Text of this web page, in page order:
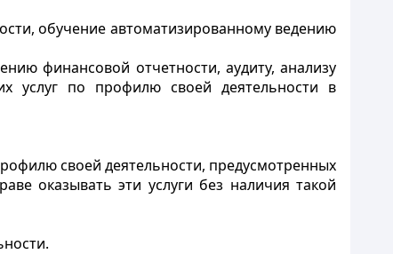
обучение автоматизированному ведению
финансовой отчетности, аудиту, анализу
услуг по профилю своей деятельности в
своей деятельности, предусмотренных
оказывать эти услуги без наличия такой